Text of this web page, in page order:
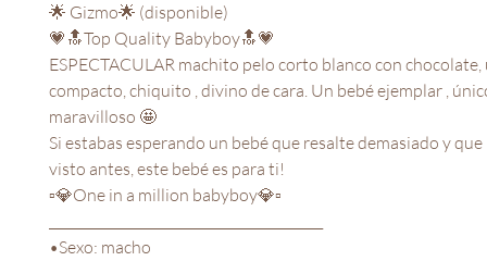
🌟 Gizmo🌟 (disponible)
💗🔝Top Quality Babyboy🔝💗
ESPECTACULAR machito pelo corto blanco con
compacto, chiquito , divino de cara. Un bebé ejemplar ,
maravilloso 🤩
Si estabas esperando un bebé que resalte demasiado y
visto antes, este bebé es para ti!
▫️💎One in a million babyboy💎▫️
•Sexo: macho